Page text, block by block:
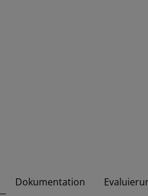
Dokumentation